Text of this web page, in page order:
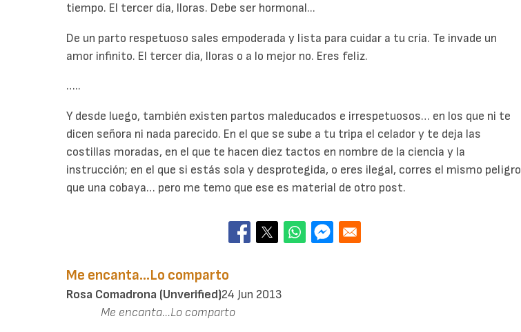
tiempo. El tercer día, lloras. Debe ser hormonal...
De un parto respetuoso sales empoderada y lista para cuidar a tu cría. Te invade un
amor infinito. El tercer día, lloras o a lo mejor no. Eres feliz.
…..
Y desde luego, también existen partos maleducados e irrespetuosos… en los que ni te
dicen señora ni nada parecido. En el que se sube a tu tripa el celador y te deja las
costillas moradas, en el que te hacen diez tactos en nombre de la ciencia y la
instrucción; en el que si estás sola y desprotegida, o eres ilegal, corres el mismo peligro
que una cobaya… pero me temo que ese es material de otro post.
Me encanta...Lo comparto
Rosa Comadrona (unverified)24 Jun 2013
Me encanta...Lo comparto